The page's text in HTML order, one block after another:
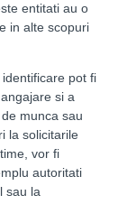
entitati au o
in alte scopuri
pot fi
si a
munca sau
la solicitarile
vor fi
autoritati
sau la